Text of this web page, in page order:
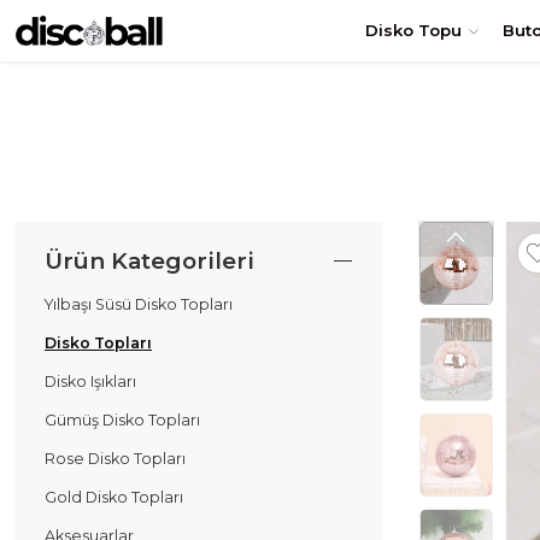
TÜRKİYE'nin en uygun DİSKO TOPU fiyatları! Hemen Sipariş
Disko Topu
Ürün Kategorileri
Yılbaşı Süsü Disko Topları
Disko Topları
Disko Işıkları
Gümüş Disko Topları
Rose Disko Topları
Gold Disko Topları
Aksesuarlar